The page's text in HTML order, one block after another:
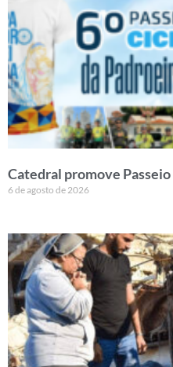
Catedral promove
6 de agosto de 2026